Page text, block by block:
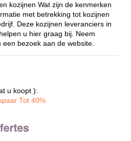
kozijnen Wat zijn de kenmerken
met betrekking tot kozijnen
Deze kozijnen leveranciers in
u hier graag bij. Neem
bezoek aan de website.
u koopt ):
Tot 40%‎